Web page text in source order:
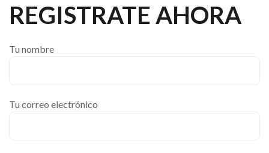
REGISTRATE AHORA
Tu nombre
Tu correo electrónico